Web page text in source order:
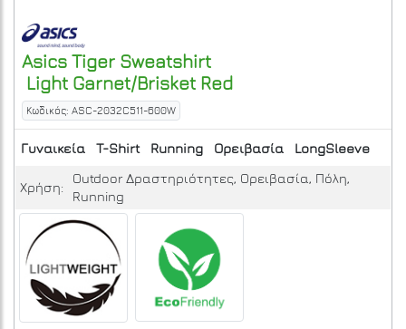
Asics Tiger Sweatshirt
Light Garnet/Brisket Red
Κωδικός: ASC-2032C511-600W
Γυναικεία T-Shirt Running Ορειβασία LongSleeve
Χρήση:
Outdoor Δραστηριότητες, Ορειβασία, Πόλη,
Running